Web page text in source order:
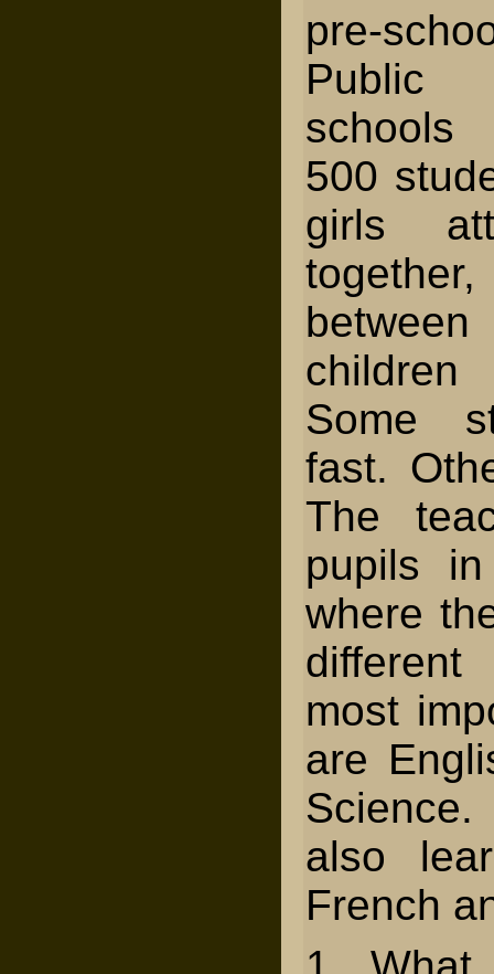
pre-
Public
schools
500
girls
Some
fast.
The
pupils
where
most
are
also
French